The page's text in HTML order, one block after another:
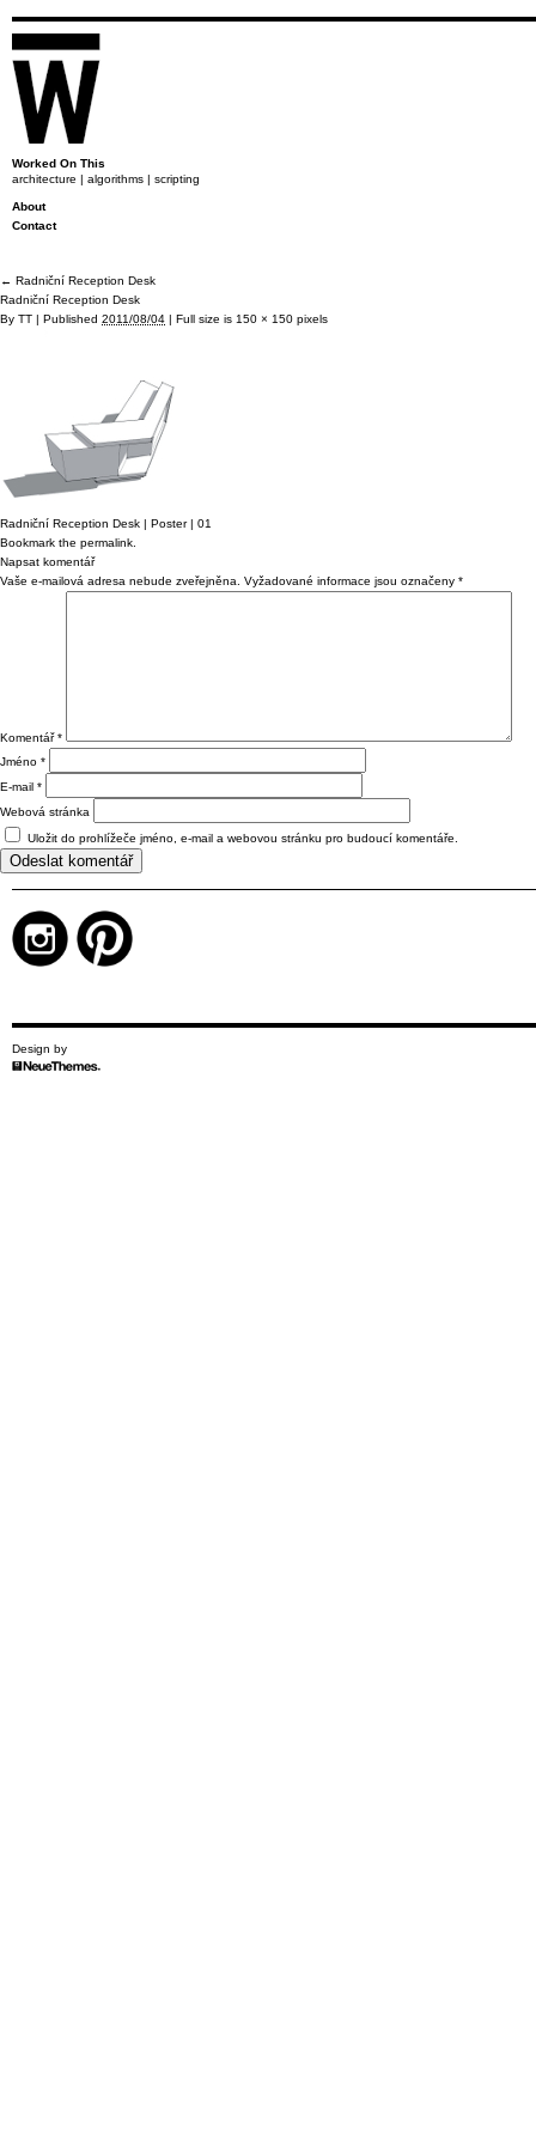
Worked On This
architecture | algorithms | scripting
About
Contact
← Radniční Reception Desk
Radniční Reception Desk
By TT | Published 2011/08/04 | Full size is 150 × 150 pixels
Radniční Reception Desk | Poster | 01
Bookmark the permalink
Napsat komentář
Vaše e-mailová adresa nebude zveřejněna.
Vyžadované informace jsou označeny *
Komentář*
Jméno *
E-mail *
Webová stránka
Uložit do prohlížeče jméno, e-mail a webovou stránku pro budoucí komentáře.
Design by